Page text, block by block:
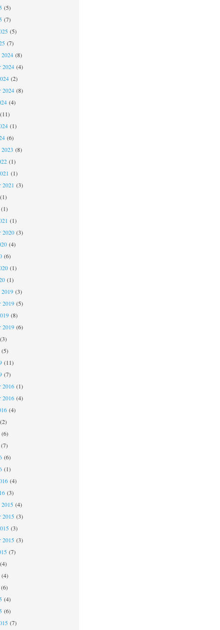
(5)
(7)
(5)
(7)
2024(8)
2024(4)
(2)
2024(8)
(4)
(1)
(6)
(8)
(1)
(1)
2021 (3)
(1)
2020(3)
(4)
(6)
(1)
(1)
2019(3)
2019(5)
(8)
2019(6)
(11)
(7)
2016(1)
2016(4)
(4)
(6)
(1)
(4)
(3)
2015(4)
2015(3)
(3)
2015(3)
(7)
(4)
(6)
(7)